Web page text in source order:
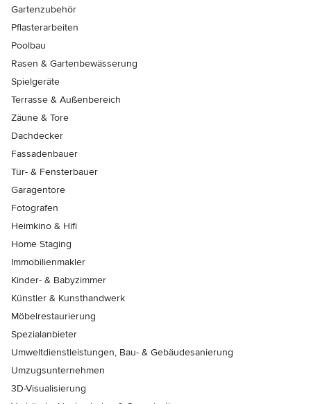
Gartenzubehör
Pflasterarbeiten
Poolbau
Rasen & Gartenbewässerung
Spielgeräte
Terrasse & Außenbereich
Zäune & Tore
Dachdecker
Fassadenbauer
Tür- & Fensterbauer
Garagentore
Fotografen
Heimkino & Hifi
Home Staging
Immobilienmakler
Kinder- & Babyzimmer
Künstler & Kunsthandwerk
Möbelrestaurierung
Spezialanbieter
Umweltdienstleistungen, Bau- & Gebäudesanierung
Umzugsunternehmen
3D-Visualisierung